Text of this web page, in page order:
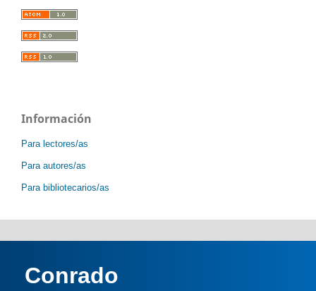
Información
Para lectores/as
Para autores/as
Para bibliotecarios/as
Conrado